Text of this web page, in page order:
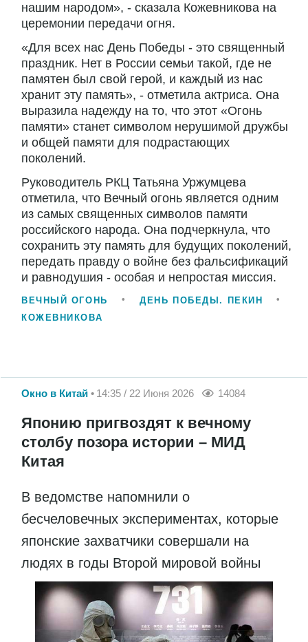
нашим народом», - сказала Кожевникова на
церемонии передачи огня.
«Для всех нас День Победы - это священный
праздник. Нет в России семьи такой, где не
памятен был свой герой, и каждый из нас
хранит эту память», - отметила актриса. Она
выразила надежду на то, что этот «Огонь
памяти» станет символом нерушимой дружбы
и общей памяти для подрастающих
поколений.
Руководитель РКЦ Татьяна Уржумцева
отметила, что Вечный огонь является одним
из самых священных символов памяти
российского народа. Она подчеркнула, что
сохранить эту память для будущих поколений,
передать правду о войне без фальсификаций
и равнодушия - особая и непростая миссия.
ВЕЧНЫЙ ОГОНЬ
ДЕНЬ ПОБЕДЫ. ПЕКИН
КОЖЕВНИКОВА
Окно в Китай 14:35 / 22 Июня 2026 14084
Японию пригвоздят к вечному
столбу позора истории – МИД
Китая
В ведомстве напомнили о
бесчеловечных экспериментах, которые
японские захватчики совершали на
людях в годы Второй мировой войны